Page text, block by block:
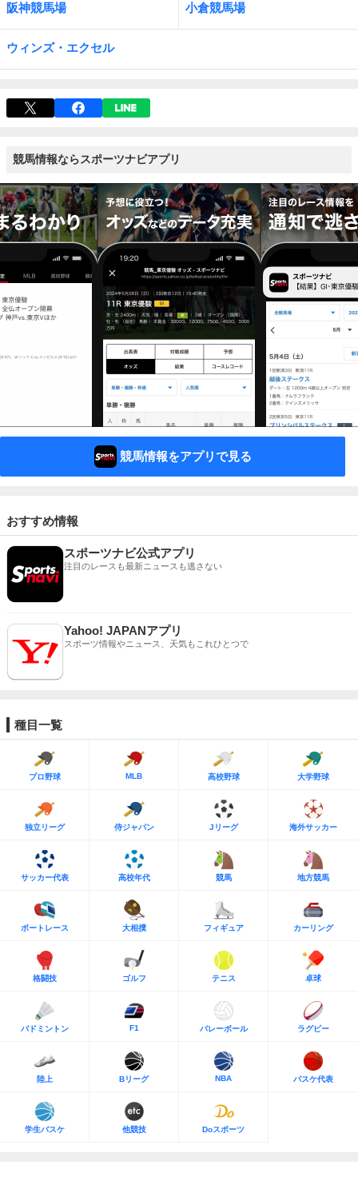
阪神競馬場 小倉競馬場
ウィンズ・エクセル
競馬情報ならスポーツナビアプリ
競馬情報をアプリで見る
おすすめ情報
スポーツナビ公式アプリ
注目のレースも最新ニュースも逃さない
Yahoo! JAPANアプリ
スポーツ情報やニュース、天気もこれひとつで
種目一覧
プロ野球 MLB 高校野球 大学野球
独立リーグ 侍ジャパン Jリーグ 海外サッカー
サッカー代表 高校年代 競馬 地方競馬
ボートレース 大相撲 フィギュア カーリング
格闘技 ゴルフ テニス 卓球
バドミントン F1 バレーボール ラグビー
陸上 Bリーグ NBA バスケ代表
学生バスケ 他競技 Doスポーツ